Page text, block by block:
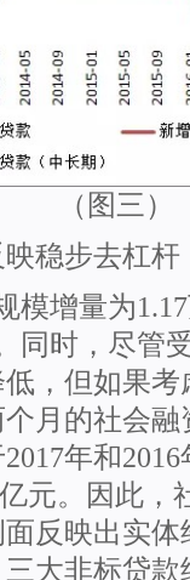
（图三）
稳步去杠杆
模增量为
同时，尽管
，但如果
月的社会
年和
元。因此，
反映出实
大非标贷